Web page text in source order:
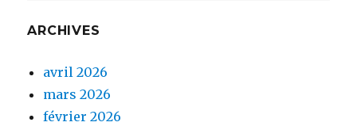
ARCHIVES
avril 2026
mars 2026
février 2026